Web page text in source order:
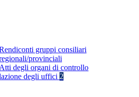
gruppi consiliari
provinciali
Atti degli organi di controllo
degli uffici 2